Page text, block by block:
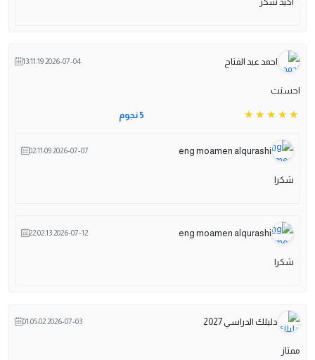
احمد عبد الفتاح 2026-07-04 13:11:19
احسنت
5 نجوم
eng moamen alqurashi
2026-07-07 02:11:09
شكرا
eng moamen alqurashi
2026-07-12 22:02:13
شكرا
دليلك الدراسي 2027 2026-07-03 01:05:02
ممتاز